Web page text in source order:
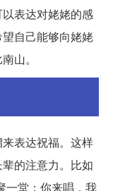
表达对姥姥的感
自己能够向姥姥
山。
表达祝福。这样
的注意力。比如
一堂；你来唱，我